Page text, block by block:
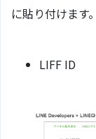
に貼り付けます。
LIFF ID